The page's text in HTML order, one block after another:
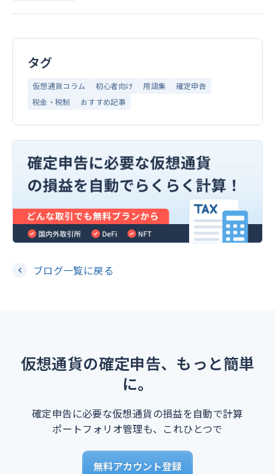
タグ
仮想通貨コラム 初心者向け 用語集
確定申告
税金・税制
おすすめ記事
ブログ一覧に戻る
仮想通貨の確定申告、もっと簡単
に。
確定申告に必要な仮想通貨の損益を自動で計算
ポートフォリオ管理も、これひとつで
無料アカウント登録